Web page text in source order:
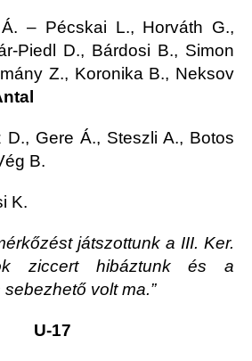
– Pécskai L., Horváth G.,
Piedl D., Bárdosi B., Simon
Z., Koronika B., Neksov
D., Gere Á., Steszli A., Botos
B.
K.
játszottunk a III. Ker.
ziccert hibáztunk és a
volt ma.”
U-17